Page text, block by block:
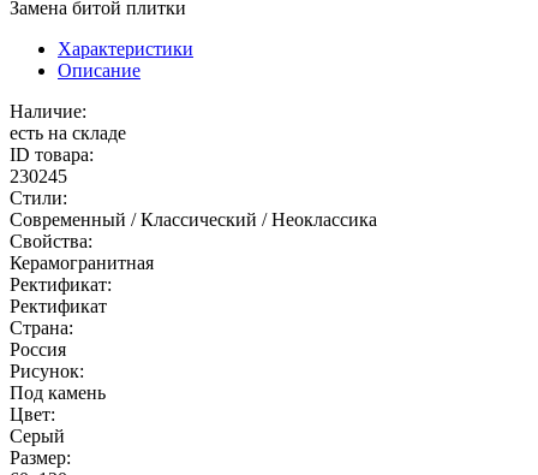
Замена битой плитки
Характеристики
Описание
Наличие:
есть на складе
ID товара:
230245
Стили:
Современный / Классический / Неоклассика
Свойства:
Керамогранитная
Ректификат:
Ректификат
Страна:
Россия
Рисунок:
Под камень
Цвет:
Серый
Размер: